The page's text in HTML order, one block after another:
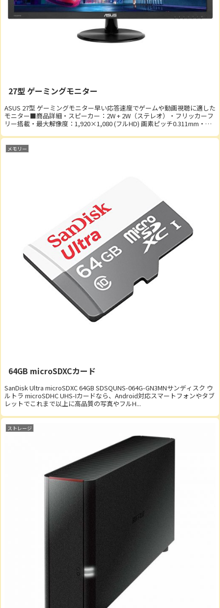
27型 ゲーミングモニター
ASUS 27型 ゲーミングモニター早い応答速度でゲームや動画視聴に適した
モニター■商品詳細・スピーカー：2W + 2W（ステレオ）・フリッカーフ
リー搭載・最大解像度：1,920×1,080 (フルHD) 画素ピッチ0.311mm・視
メモリー
64GB microSDXCカード
SanDisk Ultra microSDXC 64GB SDSQUNS-064G-GN3MNサンディスク ウ
ルトラ microSDHC UHS-Iカードなら、Android対応スマートフォンやタブ
レットでこれまで以上に高品質の写真やフルH...
ストレージ